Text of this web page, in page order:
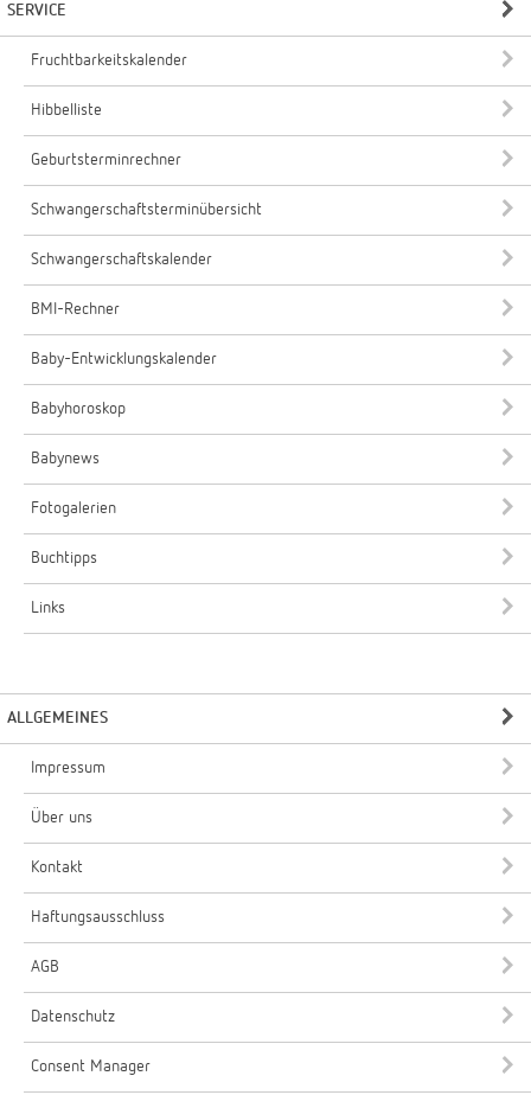
SERVICE
Fruchtbarkeitskalender
Hibbelliste
Geburtsterminrechner
Schwangerschaftsterminübersicht
Schwangerschaftskalender
BMI-Rechner
Baby-Entwicklungskalender
Babyhoroskop
Babynews
Fotogalerien
Buchtipps
Links
ALLGEMEINES
Impressum
Über uns
Kontakt
Haftungsausschluss
AGB
Datenschutz
Consent Manager